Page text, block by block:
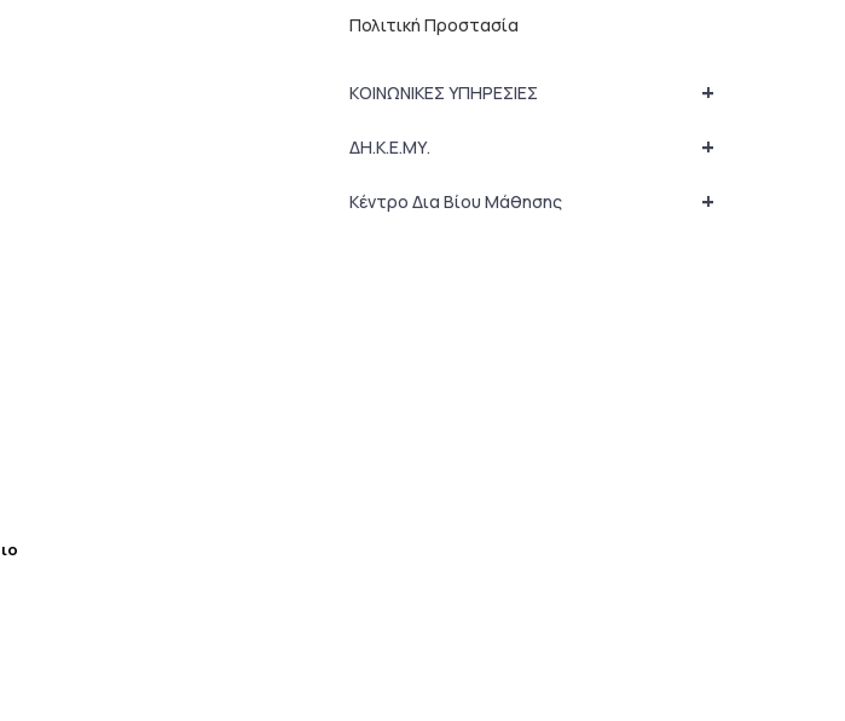
Πολιτική Προστασία
+
ΚΟΙΝΩΝΙΚΕΣ ΥΠΗΡΕΣΙΕΣ
+
ΔΗ.Κ.Ε.ΜΥ.
+
Κέντρο Δια Βίου Μάθησης